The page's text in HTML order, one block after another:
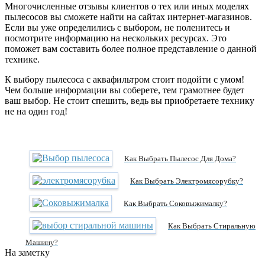
Многочисленные отзывы клиентов о тех или иных моделях
пылесосов вы сможете найти на сайтах интернет-магазинов.
Если вы уже определились с выбором, не поленитесь и
посмотрите информацию на нескольких ресурсах. Это
поможет вам составить более полное представление о данной
технике.
К выбору пылесоса с аквафильтром стоит подойти с умом!
Чем больше информации вы соберете, тем грамотнее будет
ваш выбор. Не стоит спешить, ведь вы приобретаете технику
не на один год!
Как Выбрать Пылесос Для Дома?
Как Выбрать Электромясорубку?
Как Выбрать Соковыжималку?
Как Выбрать Стиральную
Машину?
На заметку